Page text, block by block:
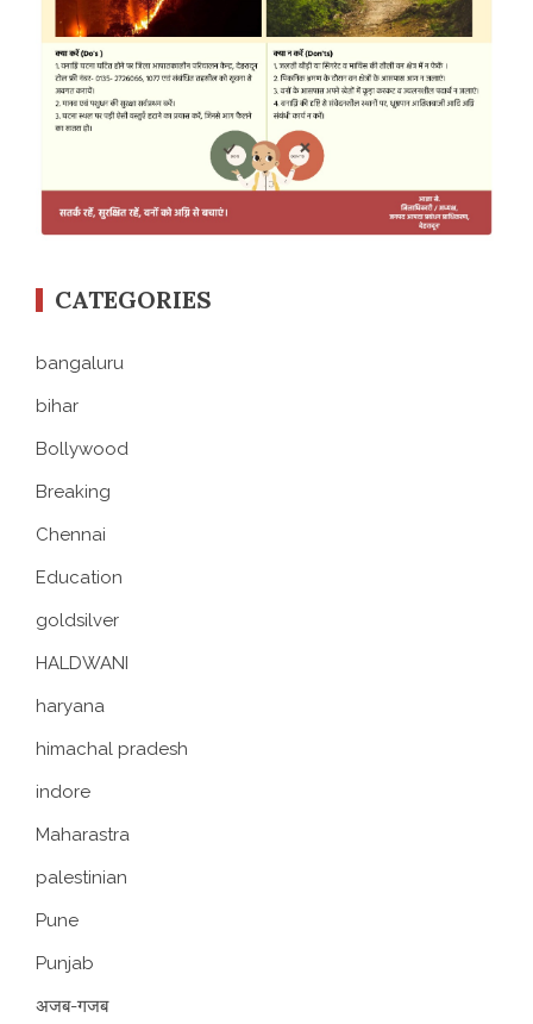
CATEGORIES
bangaluru
bihar
Bollywood
Breaking
Chennai
Education
goldsilver
HALDWANI
haryana
himachal pradesh
indore
Maharastra
palestinian
Pune
Punjab
अजब-गजब